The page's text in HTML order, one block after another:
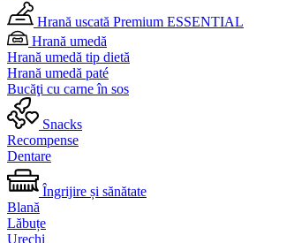
Hrană uscată Premium ESSENTIAL
Hrană umedă
Hrană umedă tip dietă
Hrană umedă paté
Bucăţi cu carne în sos
Snacks
Recompense
Dentare
Îngrijire și sănătate
Blană
Lăbuțe
Urechi